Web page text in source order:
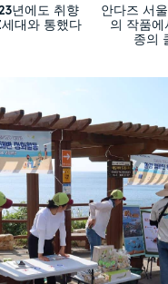
년에도 취향
대와 통했다
안다즈 서
의 작품
종의